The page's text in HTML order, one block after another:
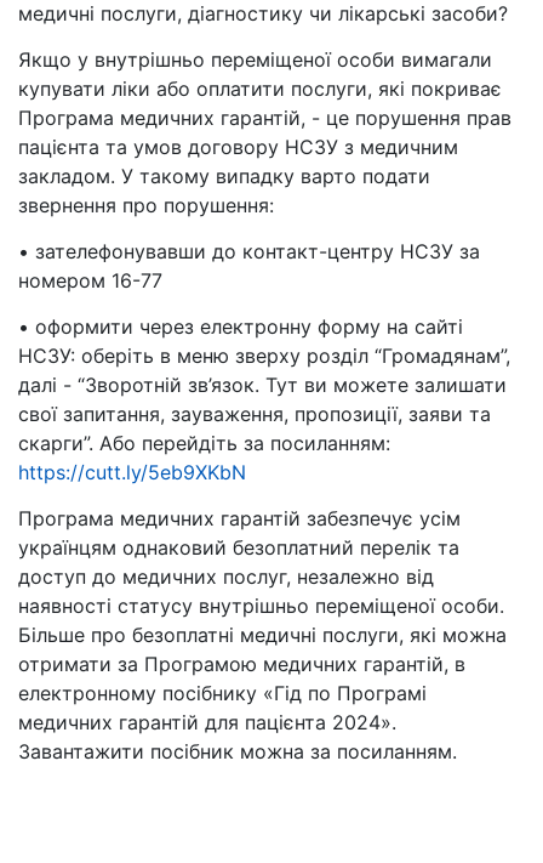
медичні послуги, діагностику чи лікарські засоби?
Якщо у внутрішньо переміщеної особи вимагали
купувати ліки або оплатити послуги, які покриває
Програма медичних гарантій, - це порушення прав
пацієнта та умов договору НСЗУ з медичним
закладом. У такому випадку варто подати
звернення про порушення:
• зателефонувавши до контакт-центру НСЗУ за
номером 16-77
• оформити через електронну форму на сайті
НСЗУ: оберіть в меню зверху розділ “Громадянам”,
далі - “Зворотній зв’язок. Тут ви можете залишати
свої запитання, зауваження, пропозиції, заяви та
скарги”. Або перейдіть за посиланням:
https://cutt.ly/5eb9XKbN
Програма медичних гарантій забезпечує усім
українцям однаковий безоплатний перелік та
доступ до медичних послуг, незалежно від
наявності статусу внутрішньо переміщеної особи.
Більше про безоплатні медичні послуги, які можна
отримати за Програмою медичних гарантій, в
електронному посібнику «Гід по Програмі
медичних гарантій для пацієнта 2024».
Завантажити посібник можна за посиланням.